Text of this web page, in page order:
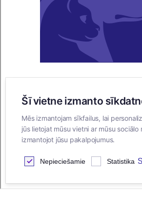
E-VEIKALS
Iegādes noteikumi
Privātuma politika
Sīkdatņu noteikumi
Šī vietne izmanto
Mēs izmantojam sīkfailus, lai
jūs lietojat mūsu vietni ar mūsu
izmantojot jūsu pakalpojumus.
Nepieciešamie Statistika